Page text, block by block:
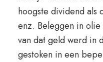
hoogste dividend als
enz. Beleggen in
van dat geld werd in
gestoken in een